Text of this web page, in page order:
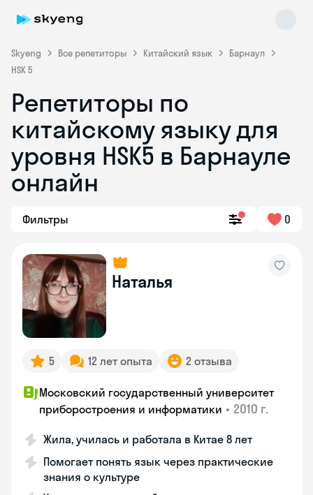
Skyeng Все репетиторы Китайский язык
Барнаул
HSK 5
Репетиторы по
китайскому языку для
уровня HSK5 в Барнауле
онлайн
Фильтры 0
Наталья
5 12 лет опыта 2 отзыва
Московский государственный университет
приборостроения и информатики • 2010 г.
Жила, училась и работала в Китае 8 лет
Помогает понять язык через практические
знания о культуре
Skyeng Chat
online